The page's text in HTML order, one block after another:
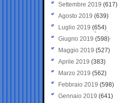
Settembre 2019 (617)
Agosto 2019 (639)
Luglio 2019 (654)
Giugno 2019 (598)
Maggio 2019 (527)
Aprile 2019 (383)
Marzo 2019 (562)
Febbraio 2019 (598)
Gennaio 2019 (641)